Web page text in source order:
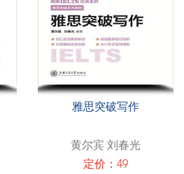
雅思突破写作
黄尔宾 刘春光
定价：49